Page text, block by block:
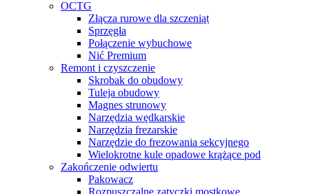
OCTG
Złącza rurowe dla szczeniąt
Sprzęgła
Połączenie wybuchowe
Nić Premium
Remont i czyszczenie
Skrobak do obudowy
Tuleja obudowy
Magnes strunowy
Narzędzia wędkarskie
Narzędzia frezarskie
Narzędzie do frezowania sekcyjnego
Wielokrotne kule opadowe krążące pod
Zakończenie odwiertu
Pakowacz
Rozpuszczalne zatyczki mostkowe